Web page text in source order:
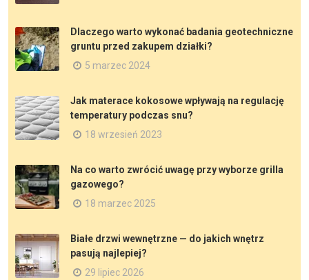
Dlaczego warto wykonać badania geotechniczne
gruntu przed zakupem działki?
5 marzec 2024
Jak materace kokosowe wpływają na regulację
temperatury podczas snu?
18 wrzesień 2023
Na co warto zwrócić uwagę przy wyborze grilla
gazowego?
18 marzec 2025
Białe drzwi wewnętrzne — do jakich wnętrz
pasują najlepiej?
29 lipiec 2026